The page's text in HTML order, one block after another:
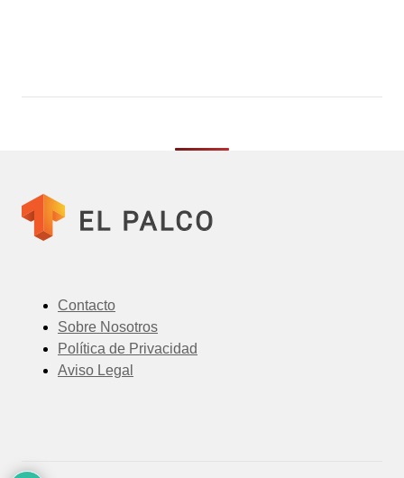
Contacto
Sobre Nosotros
Política de Privacidad
Aviso Legal